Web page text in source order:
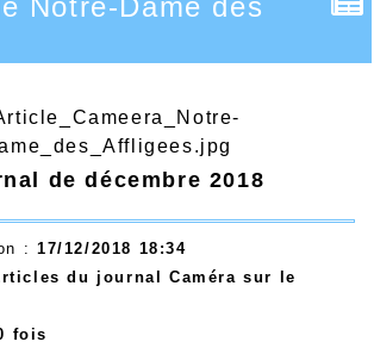
de décembre 2018
: 17/12/2018 18:34
du journal Caméra sur le
fois